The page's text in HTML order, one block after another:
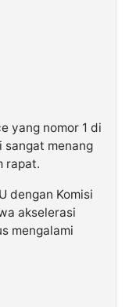
yang nomor 1 di
sangat menang
rapat.
dengan Komisi
akselerasi
mengalami